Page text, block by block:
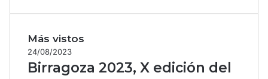
Más vistos
24/08/2023
Birragoza 2023, X edición del